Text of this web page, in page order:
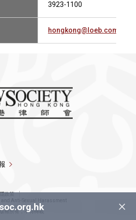
3923-1100
hongkong@loeb.com
×
政策
Anti-Sexual Harassment
權所有，不得轉載